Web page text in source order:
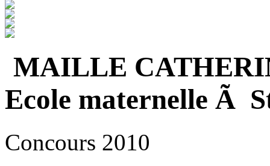
MAILLE
Ecole maternelle Ã
Concours 2010